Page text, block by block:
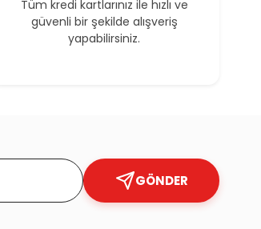
Tüm kredi kartlarınız ile hızlı ve
güvenli bir şekilde alışveriş
yapabilirsiniz.
GÖNDER